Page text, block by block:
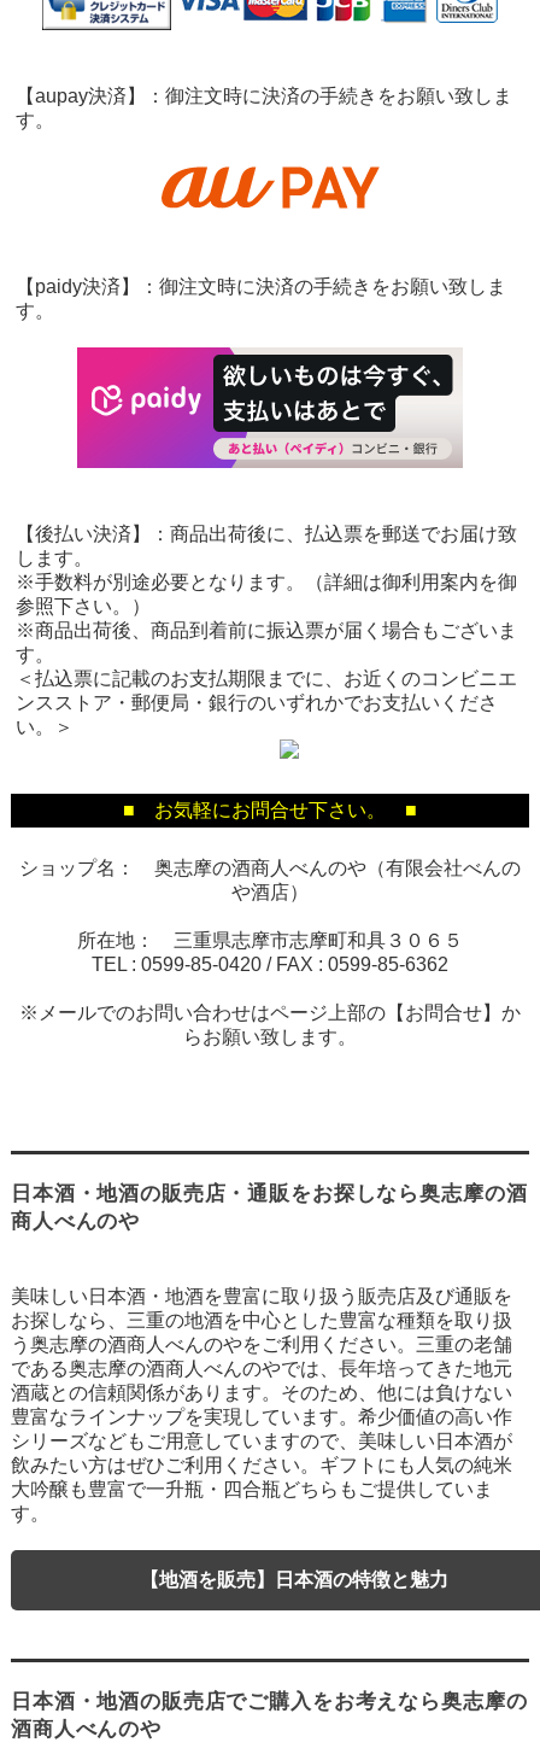
【aupay決済】：御注文時に決済の手続きをお願い致しま
す。
【paidy決済】：御注文時に決済の手続きをお願い致しま
す。
【後払い決済】：商品出荷後に、払込票を郵送でお届け致
します。
※手数料が別途必要となります。（詳細は御利用案内を御
参照下さい。）
※商品出荷後、商品到着前に振込票が届く場合もございま
す。
＜払込票に記載のお支払期限までに、お近くのコンビニエ
ンスストア・郵便局・銀行のいずれかでお支払いくださ
い。＞
■ お気軽にお問合せ下さい。 ■
ショップ名： 奥志摩の酒商人べんのや（有限会社べんの
や酒店）
所在地： 三重県志摩市志摩町和具３０６５
TEL : 0599-85-0420 / FAX : 0599-85-6362
※メールでのお問い合わせはページ上部の【お問合せ】か
らお願い致します。
日本酒・地酒の販売店・通販をお探しなら奥志摩の酒
商人べんのや
美味しい日本酒・地酒を豊富に取り扱う販売店及び通販を
お探しなら、三重の地酒を中心とした豊富な種類を取り扱
う奥志摩の酒商人べんのやをご利用ください。三重の老舗
である奥志摩の酒商人べんのやでは、長年培ってきた地元
酒蔵との信頼関係があります。そのため、他には負けない
豊富なラインナップを実現しています。希少価値の高い作
シリーズなどもご用意していますので、美味しい日本酒が
飲みたい方はぜひご利用ください。ギフトにも人気の純米
大吟醸も豊富で一升瓶・四合瓶どちらもご提供していま
す。
【地酒を販売】日本酒の特徴と魅力
日本酒・地酒の販売店でご購入をお考えなら奥志摩の
酒商人べんのや